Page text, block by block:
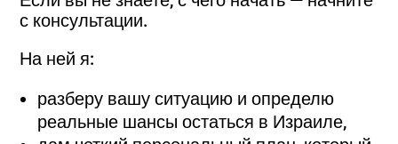
с консультации.
На ней я:
разберу вашу ситуацию и определю
реальные шансы остаться в Израиле,